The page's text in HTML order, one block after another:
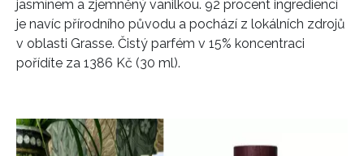
jasmínem a zjemněný vanilkou. 92 procent ingrediencí
je navíc přírodního původu a pochází z lokálních zdrojů
v oblasti Grasse. Čistý parfém v 15% koncentraci
pořídíte za 1386 Kč (30 ml).